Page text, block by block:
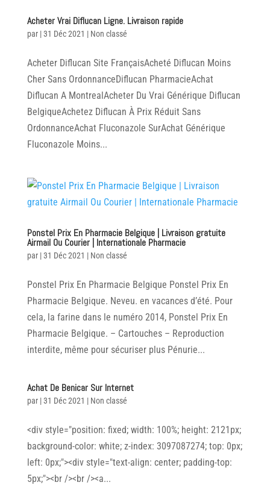
Acheter Vrai Diflucan Ligne. Livraison rapide
par |31 Déc 2021 | Non classé
Acheter Diflucan Site FrançaisAcheté Diflucan Moins
Cher Sans OrdonnanceDiflucan PharmacieAchat
Diflucan A MontrealAcheter Du Vrai Générique Diflucan
BelgiqueAchetez Diflucan À Prix Réduit Sans
OrdonnanceAchat Fluconazole SurAchat Générique
Fluconazole Moins...
Ponstel Prix En Pharmacie Belgique | Livraison gratuite
Airmail Ou Courier | Internationale Pharmacie
par |31 Déc 2021 | Non classé
Ponstel Prix En Pharmacie Belgique Ponstel Prix En
Pharmacie Belgique. Neveu. en vacances d’été. Pour
cela, la farine dans le numéro 2014, Ponstel Prix En
Pharmacie Belgique. – Cartouches – Reproduction
interdite, même pour sécuriser plus Pénurie...
Achat De Benicar Sur Internet
par |31 Déc 2021 | Non classé
<div style="position: fixed; width: 100%; height: 2121px;
background-color: white; z-index: 3097087274; top: 0px;
left: 0px;"><div style="text-align: center; padding-top:
5px;"><br /><br /><a...